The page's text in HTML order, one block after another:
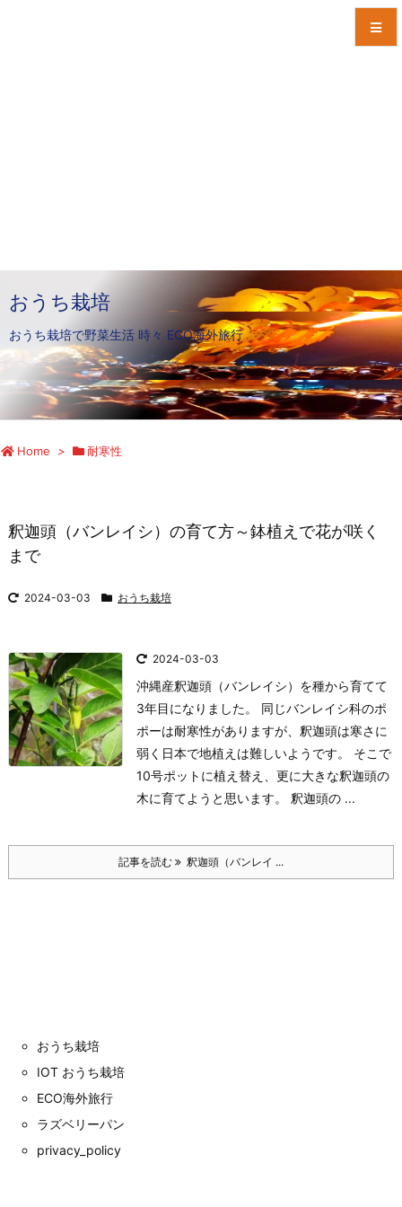
おうち栽培
おうち栽培で野菜生活 時々 ECO海外旅行
検索
Home > 耐寒性
釈迦頭（バンレイシ）の育て方～鉢植えで花が咲く
まで
2024-03-03 おうち栽培
2024-03-03
沖縄産釈迦頭（バンレイシ）を種から育てて
3年目になりました。 同じバンレイシ科のポ
ポーは耐寒性がありますが、釈迦頭は寒さに
弱く日本で地植えは難しいようです。 そこで
10号ポットに植え替え、更に大きな釈迦頭の
木に育てようと思います。 釈迦頭の ...
記事を読む 釈迦頭（バンレイ ...
おうち栽培
IOT おうち栽培
ECO海外旅行
ラズベリーパン
privacy_policy